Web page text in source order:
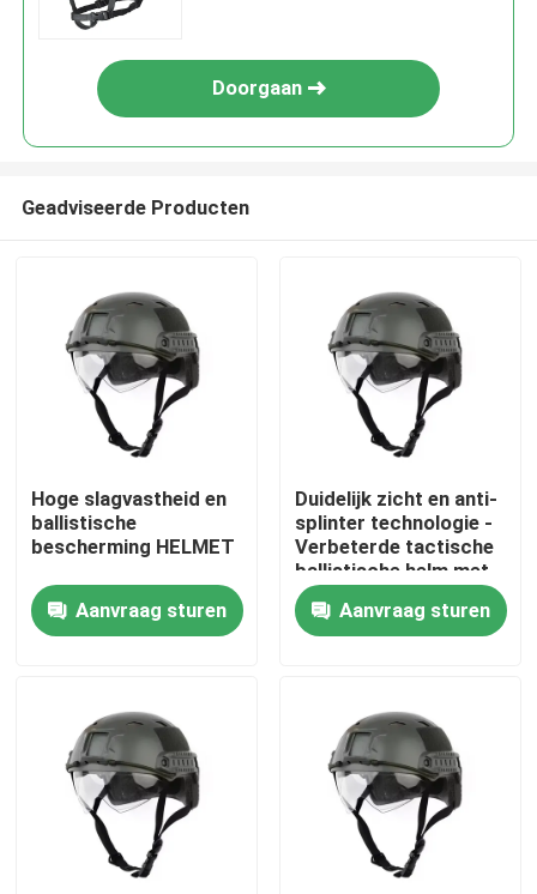
Thuis
Producten
Over ons
Fabriekstocht
Doorgaan
Geadviseerde Producten
Hoge slagvastheid en
ballistische
bescherming HELMET
Aanvraag sturen
Duidelijk zicht en anti-
splinter technologie -
Verbeterde tactische
ballistische helm met
ventilatie
Aanvraag sturen